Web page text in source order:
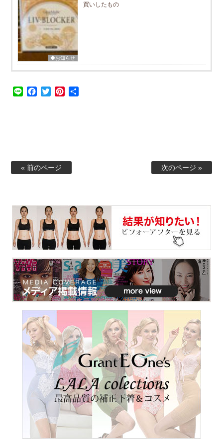
◆お知らせ
買いしたもの
Line Facebook
TwitterPinterest
« 前のページ 次のページ »